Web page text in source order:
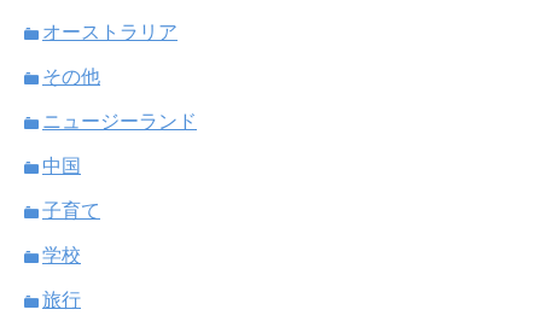
オーストラリア
その他
ニュージーランド
中国
子育て
学校
旅行